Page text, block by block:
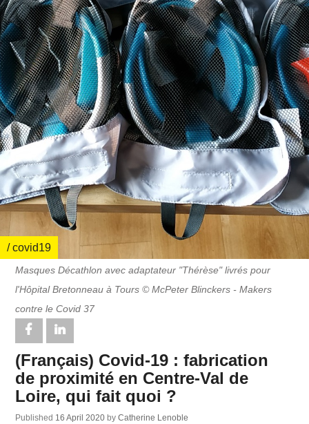
/ covid19
Masques Décathlon avec adaptateur "Thérèse" livrés pour
l'Hôpital Bretonneau à Tours © McPeter Blinckers - Makers
contre le Covid 37‎
(Français) Covid-19 : fabrication
de proximité en Centre-Val de
Loire, qui fait quoi ?
Published 16 April 2020 byCatherine Lenoble